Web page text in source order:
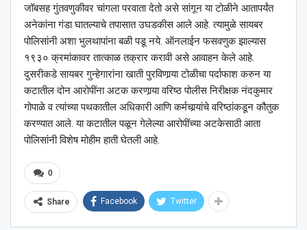
जॉबसह गुंतवणुकीवर चांगला परवाता देतो असे सांगून या टोळीने आतापर्यंत
अनेकांना गंडा घातल्याचे तपासात उघडकीस आले आहे. त्यामुळे सायबर
पोलिसांनी अशा भुलथापांना बळी पडू नये. ऑनलाईन फसवणुक झाल्यास
१९३० क्रमांकावर तात्काळ तक्रार करावी असे आवाहन केले आहे.
दुसरीकडे सायबर गुन्हेगारांना खाती पुरविणार्‍या टोळीचा पर्दाफाश करुन या
कटातील दोन आरोपींना अटक करणार्‍या वरिष्ठ पोलीस निरीक्षक नंदकुमार
गोपाळे व त्यांच्या पथकातील अधिकारी आणि कर्मचार्‍यांचे वरिष्ठांकडून कौतुक
करण्यात आले. या कटातील पळून गेलेल्या आरोपींच्या अटकेसाठी आता
पोलिसांनी विशेष मोहीम हाती घेतली आहे.
0
Share Facebook Twitter